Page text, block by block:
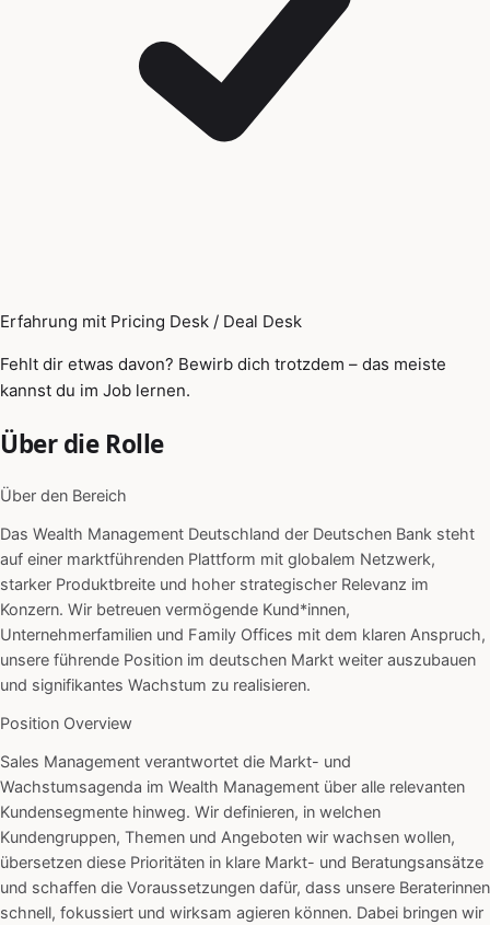
Erfahrung mit Pricing Desk / Deal Desk
Fehlt dir etwas davon? Bewirb dich trotzdem – das meiste
kannst du im Job lernen.
Über die Rolle
Über den Bereich
Das Wealth Management Deutschland der Deutschen Bank steht
auf einer marktführenden Plattform mit globalem Netzwerk,
starker Produktbreite und hoher strategischer Relevanz im
Konzern. Wir betreuen vermögende Kund*innen,
Unternehmerfamilien und Family Offices mit dem klaren Anspruch,
unsere führende Position im deutschen Markt weiter auszubauen
und signifikantes Wachstum zu realisieren.
Position Overview
Sales Management verantwortet die Markt- und
Wachstumsagenda im Wealth Management über alle relevanten
Kundensegmente hinweg. Wir definieren, in welchen
Kundengruppen, Themen und Angeboten wir wachsen wollen,
übersetzen diese Prioritäten in klare Markt- und Beratungsansätze
und schaffen die Voraussetzungen dafür, dass unsere Beraterinnen
schnell, fokussiert und wirksam agieren können. Dabei bringen wir